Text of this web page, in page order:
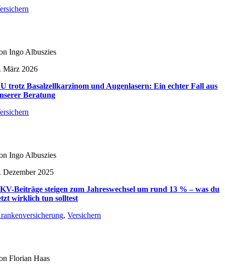
Ingo Albuszies
März 2026
trotz Basalzellkarzinom und Augenlasern: Ein echter Fall aus
Beratung
Ingo Albuszies
Dezember 2025
Beiträge steigen zum Jahreswechsel um rund 13 % – was du
wirklich tun solltest
,Versichern
Florian Haas